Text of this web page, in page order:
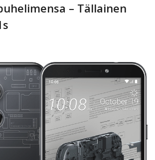
– Tällainen